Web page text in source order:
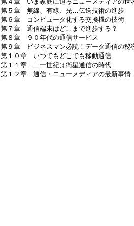
第５章 無線、有線、光…伝送技術の進歩
第６章 コンピュータ化する交換機の技術
第７章 通信端末はどこまで進歩する？
第８章 ９０年代の通信サービス
第９章 ビジネスマン必読！データ通信の秘
第１０章 いつでもどこでも移動通信
第１１章 二一世紀は衛星通信の時代
第１２章 通信・ニューメディアの最新事情